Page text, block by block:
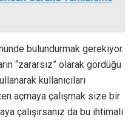
bulundurmak gerekiyor.
“zararsız” olarak gördüğü
kullanıcıları
açmaya çalışmak size bir
çalışırsanız da bu ihtimali